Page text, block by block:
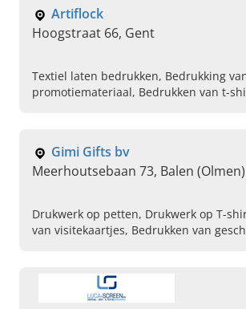
Artiflock
Hoogstraat 66, Gent
Textiel laten bedrukken, Bedrukking
promotiemateriaal, Bedrukken van t-shirts, Totebags,
Gimi Gifts bv
Meerhoutsebaan 73, Balen (Olmen)
Drukwerk op petten, Drukwerk op T-
van visitekaartjes, Bedrukken van
bedrukken kleding, Zeefdrukkerij,
Textieldrukwerk